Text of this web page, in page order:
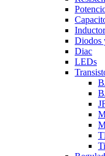
Diodos
Diac
LEDs